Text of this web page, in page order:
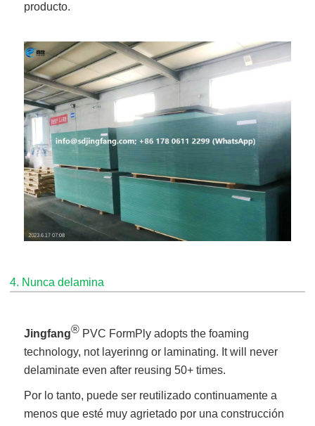
producto.
4. Nunca delamina
Jingfang® PVC FormPly adopts the foaming
technology, not layerinng or laminating. It will never
delaminate even after reusing 50+ times.
Por lo tanto, puede ser reutilizado continuamente a
menos que esté muy agrietado por una construcción